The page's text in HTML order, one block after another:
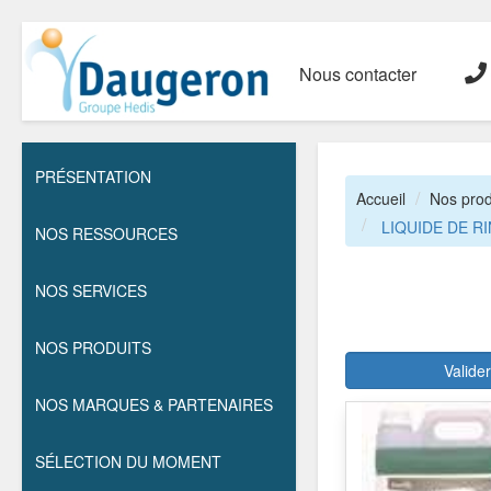
Nous contacter
PRÉSENTATION
NOS RESSOURCES
NOS SERVICES
NOS PRODUITS
NOS MARQUES & PARTENAIRES
SÉLECTION DU MOMENT
Accueil Nos
LIQUIDE DE
Valider